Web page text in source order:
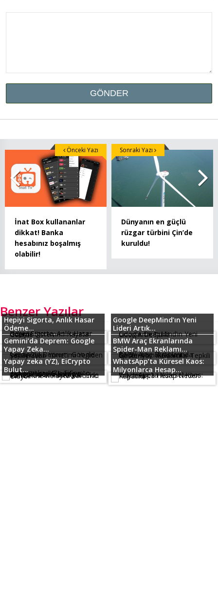
İnat Box kullananlar
dikkat! Banka
hesabınız boşalmış
olabilir!
Önceki Yazı
Dünyanın en güçlü
rüzgar türbini Çin’de
kuruldu!
Sonraki Yazı
Benzer Yazılar
Hepiyi Sigorta, Anlık Hasar
Ödeme...
Google DeepMind’ın Yeni
Lideri Artık...
Gemini’da Deprem: Google
Yapay Zeka...
BMW Araç Ekranlarında
Spider-Man Reklamı...
Yapay zeka (YZ), EiCrypto
Bulut...
WhatsApp’ta Küresel Kaos:
Milyonlarca Hesap...